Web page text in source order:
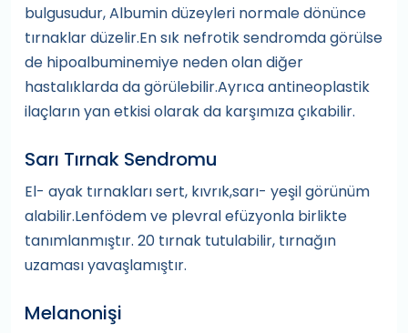
bulgusudur, Albumin düzeyleri normale dönünce
tırnaklar düzelir.En sık nefrotik sendromda görülse
de hipoalbuminemiye neden olan diğer
hastalıklarda da görülebilir.Ayrıca antineoplastik
ilaçların yan etkisi olarak da karşımıza çıkabilir.
Sarı Tırnak Sendromu
El- ayak tırnakları sert, kıvrık,sarı- yeşil görünüm
alabilir.Lenfödem ve plevral efüzyonla birlikte
tanımlanmıştır. 20 tırnak tutulabilir, tırnağın
uzaması yavaşlamıştır.
Melanonişi